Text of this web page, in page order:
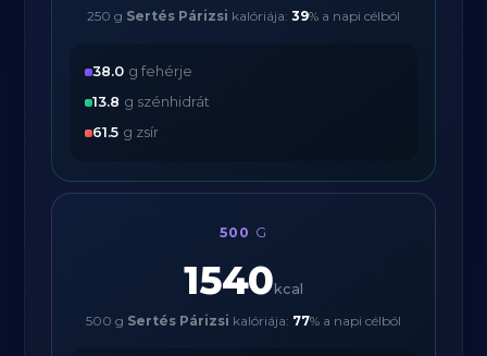
250 g Sertés Párizsi kalóriája: 39% a napi célból
38.0 g fehérje
13.8 g szénhidrát
61.5 g zsír
500 G
1540 kcal
500 g Sertés Párizsi kalóriája: 77% a napi célból